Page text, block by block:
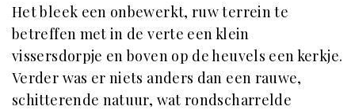
Het bleek een onbewerkt, ruw terrein te
betreffen met in de verte een klein
vissersdorpje en boven op de heuvels een kerkje.
Verder was er niets anders dan een rauwe,
schitterende natuur, wat rondscharrelde